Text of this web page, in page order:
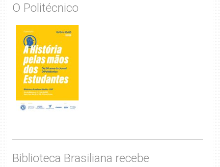
O Politécnico
Biblioteca Brasiliana recebe